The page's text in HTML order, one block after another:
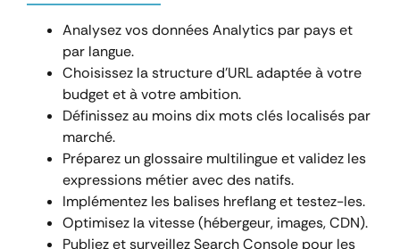
Analysez vos données Analytics par pays et
par langue.
Choisissez la structure d’URL adaptée à votre
budget et à votre ambition.
Définissez au moins dix mots clés localisés par
marché.
Préparez un glossaire multilingue et validez les
expressions métier avec des natifs.
Implémentez les balises hreflang et testez-les.
Optimisez la vitesse (hébergeur, images, CDN).
Publiez et surveillez Search Console pour les